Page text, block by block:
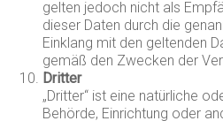
gelten jedoch nicht als
dieser Daten durch die
Einklang mit den geltenden
gemäß den Zwecken der
Dritter
„Dritter“ ist eine natürliche
Behörde, Einrichtung oder